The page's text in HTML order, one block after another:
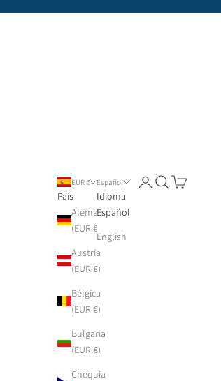
EUR €
País
Alemania
(EUR €)
Austria
(EUR €)
Bélgica
(EUR €)
Bulgaria
(EUR €)
Chequia
Español
Idioma
Español
English
Iniciar sesión
Buscar
Cesta